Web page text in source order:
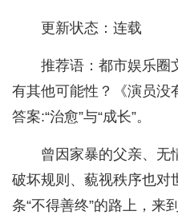
更新状态：连载
推荐语：都市娱乐圈
有其他可能性？《演员没
答案:“治愈”与“成长”。
曾因家暴的父亲、无
破坏规则、藐视秩序也对
条“不得善终”的路上，来